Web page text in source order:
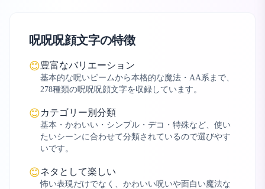
呪呪呪顔文字の特徴
😊豊富なバリエーション
基本的な呪いビームから本格的な魔法・AA系まで、
278種類の呪呪呪顔文字を収録しています。
😊カテゴリー別分類
基本・かわいい・シンプル・デコ・特殊など、使い
たいシーンに合わせて分類されているので選びやす
いです。
😊ネタとして楽しい
怖い表現だけでなく、かわいい呪いや面白い魔法な